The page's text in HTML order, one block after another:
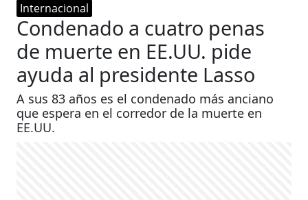
Internacional
Condenado a cuatro penas
de muerte en EE.UU. pide
ayuda al presidente Lasso
A sus 83 años es el condenado más anciano
que espera en el corredor de la muerte en
EE.UU.